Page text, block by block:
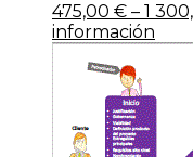
475,00 € – 1
información